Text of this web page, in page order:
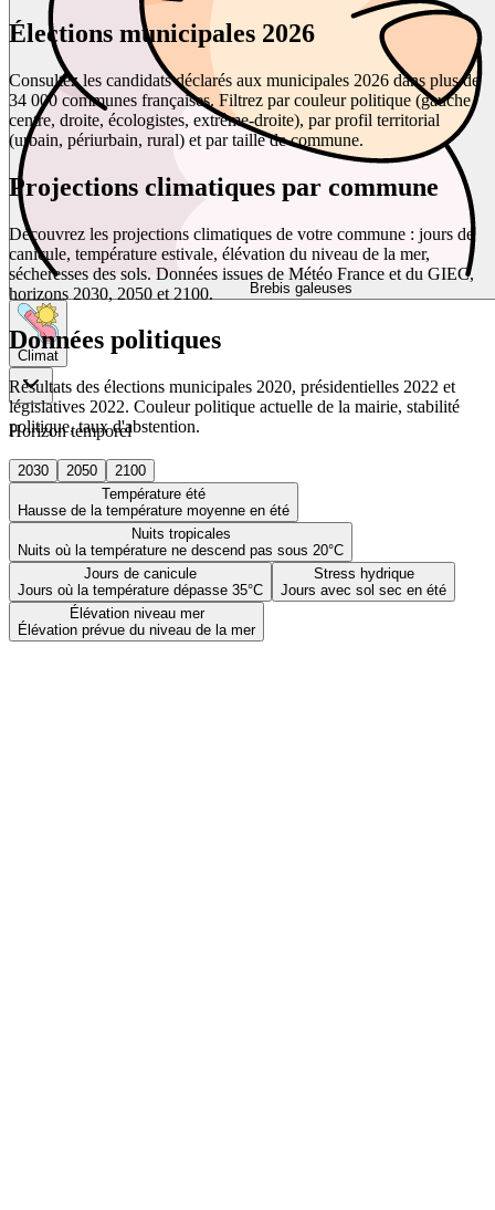
Brebis galeuses
Climat
Horizon temporel
2030 2050
2100
Température été
Hausse de la température moyenne en été
Nuits tropicales
Nuits où la température ne descend pas sous 20°C
Jours de canicule
Jours où la température dépasse 35°C
Stress hydrique
Jours avec sol sec en été
Élévation niveau mer
Élévation prévue du niveau de la mer
Élections municipales 2026
Consultez les candidats déclarés aux municipales 2026 dans plus de
34 000 communes françaises. Filtrez par couleur politique (gauche,
centre, droite, écologistes, extrême-droite), par profil territorial
(urbain, périurbain, rural) et par taille de commune.
Projections climatiques par commune
Découvrez les projections climatiques de votre commune : jours de
canicule, température estivale, élévation du niveau de la mer,
sécheresses des sols. Données issues de Météo France et du GIEC,
horizons 2030, 2050 et 2100.
Données politiques
Résultats des élections municipales 2020, présidentielles 2022 et
législatives 2022. Couleur politique actuelle de la mairie, stabilité
politique, taux d'abstention.